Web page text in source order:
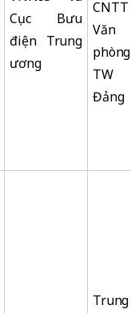
Cục Bưu
điện Trung
ương
Văn
phòng
TW
Đảng
Trung